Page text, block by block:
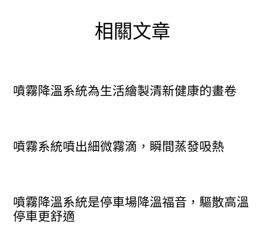
相關文章
噴霧降溫系統為生活繪製清新健康的畫卷
噴霧系統噴出細微霧滴，瞬間蒸發吸熱
噴霧降溫系統是停車場降溫福音，驅散高溫
停車更舒適